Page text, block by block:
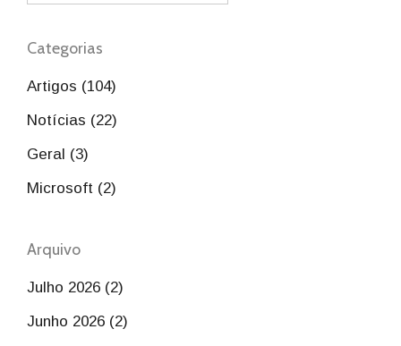
Categorias
Artigos (104)
Notícias (22)
Geral (3)
Microsoft (2)
Arquivo
Julho 2026 (2)
Junho 2026 (2)